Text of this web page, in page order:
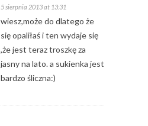
5 sierpnia 2013 at 13:31
wiesz,może do dlatego że
się opaliłaś i ten wydaje się
,że jest teraz troszkę za
jasny na lato. a sukienka jest
bardzo śliczna:)